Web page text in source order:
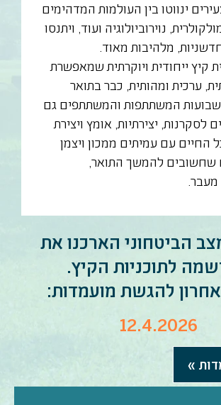
ינווטו בין העולמות המדהימים
נוירוביולוגיה ועוד, ויתנסו
מלהיבות מאוד.
קיץ ייחודית ויוקרתית שמאפשרת
ערכית ומהותית, כבר בתואר
הראשון, ב-8 שבועות המשתתפות והמשתתפים גם
לסקרנות, יצירתיות, אומץ ויצירת
החיים עם עמיתים ממכון ויצמן
שחשובים להמשך התואר,
הביטחוני הארכנו את
לתוכניות הקיץ.
להגשת מועמדות:
12.4.2026
»